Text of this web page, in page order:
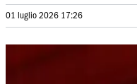
01 luglio 2026 17:26